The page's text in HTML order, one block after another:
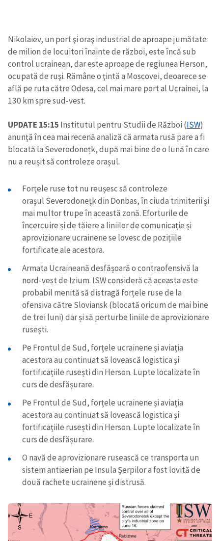
Nikolaiev, un port şi oraş industrial de aproape jumătate
de milion de locuitori înainte de război, este încă sub
control ucrainean, dar este aproape de regiunea Herson,
ocupată de ruşi. Rămâne o ţintă a Moscovei, deoarece se
află pe ruta către Odesa, cel mai mare port al Ucrainei, la
130 km spre sud-vest.
UPDATE 15:15 Institutul pentru Studii de Război (ISW)
anunță în cea mai recenă analiză că armata rusă pare a fi
blocată la Severodonețk, după mai bine de o lună în care
nu a reușit să controleze orașul.
Forțele ruse tot nu reușesc să controleze
orașul Severodonețk din Donbas, în ciuda trimiterii și
mai multor trupe în această zonă. Eforturile de
încercuire și de tăiere a liniilor de comunicație și
aprovizionare ucrainene se lovesc de pozițiile
fortificate ale acestora.
Armata Ucraineană desfășoară o contraofensivă la
nord-vest de Izium. ISW consideră că aceasta este
probabil menită să distragă forțele ruse de la
ofensiva către Sloviansk (blocată oricum de mai bine
de trei luni) dar și să perturbe liniile de aprovizionare
rusești.
Pe Frontul de Sud, forțele ucrainene și aviația
acestora au continuat să lovească logistica și
fortificațiile rusești din Herson. Lupte localizate în
curs de desfășurare.
Pe Frontul de Sud, forțele ucrainene și aviația
acestora au continuat să lovească logistica și
fortificațiile rusești din Herson. Lupte localizate în
curs de desfășurare.
O navă de aprovizionare rusească ce transporta un
sistem antiaerian pe Insula Șerpilor a fost lovită de
două rachete ucrainene și distrusă.